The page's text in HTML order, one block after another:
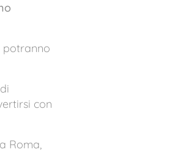
potranno
con
Roma,